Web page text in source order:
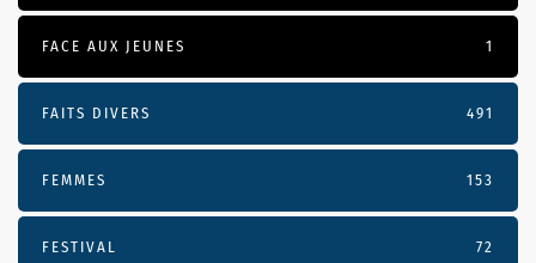
FACE AUX JEUNES 1
FAITS DIVERS 491
FEMMES 153
FESTIVAL 72